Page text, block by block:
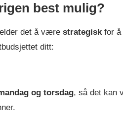
best mulig?
det å være strategiskfor å
ditt:
og torsdag, så det kan